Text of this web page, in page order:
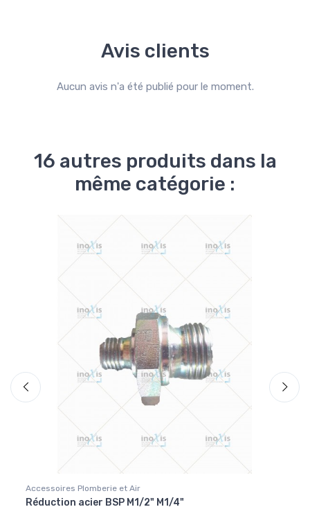
Avis clients
Aucun avis n'a été publié pour le moment.
16 autres produits dans la
même catégorie :
Accessoires Plomberie et Air
Réduction acier BSP M1/2" M1/4"